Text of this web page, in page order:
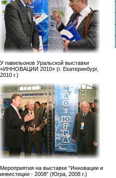
У павильонов Уральской выставки
«ИННОВАЦИИ 2010» (г. Екатеринбург,
2010 г.)
Мероприятия на выставке "Инновации и
инвестиции - 2008" (Югра, 2008 г.)